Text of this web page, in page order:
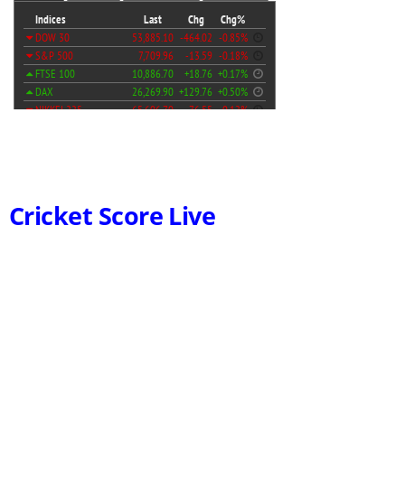
Cricket Score Live